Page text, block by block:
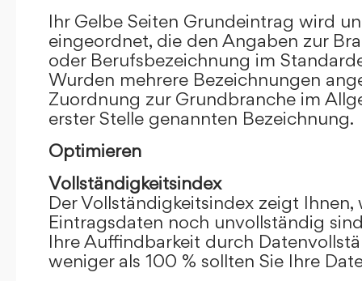
Ihr Gelbe Seiten Grundeintrag wird
eingeordnet, die den Angaben zur
oder Berufsbezeichnung im
Wurden mehrere Bezeichnungen
Zuordnung zur Grundbranche im
erster Stelle genannten Bezeichnung.
Optimieren
Vollständigkeitsindex
Der Vollständigkeitsindex zeigt
Eintragsdaten noch unvollständig
Ihre Auffindbarkeit durch
weniger als 100 % sollten Sie Ihre